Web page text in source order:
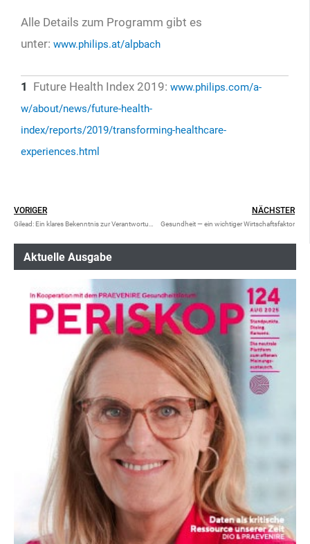
Alle Details zum Programm gibt es
unter: www.philips.at/alpbach
1 Future Health Index 2019: www.philips.com/a-
w/about/news/future-health-
index/reports/2019/transforming-healthcare-
experiences.html
VORIGER
Gilead: Ein klares Bekenntnis zur Verantwortung
NÄCHSTER
Gesundheit — ein wichtiger Wirtschaftsfaktor
Aktuelle Ausgabe